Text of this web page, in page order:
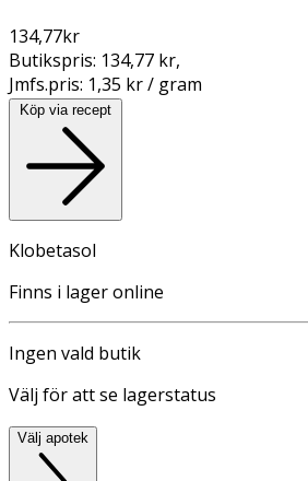
134,77kr
Butikspris: 134,77 kr,
Jmfs.pris: 1,35 kr / gram
Köp via recept
Klobetasol
Finns i lager online
Ingen vald butik
Välj för att se lagerstatus
Välj apotek